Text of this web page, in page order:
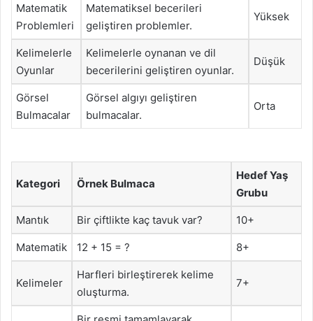
Matematik
Problemleri
Matematiksel becerileri
geliştiren problemler.
Yüksek
Kelimelerle
Oyunlar
Kelimelerle oynanan ve dil
becerilerini geliştiren oyunlar.
Düşük
Görsel
Bulmacalar
Görsel algıyı geliştiren
bulmacalar.
Orta
Kategori Örnek Bulmaca
Hedef Yaş
Grubu
Mantık Bir çiftlikte kaç tavuk var? 10+
Matematik 12 + 15 = ? 8+
Kelimeler
Harfleri birleştirerek kelime
oluşturma.
7+